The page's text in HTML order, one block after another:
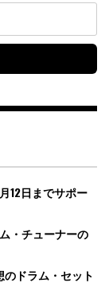
12日までサポー
・チューナーの
ドラム・セット